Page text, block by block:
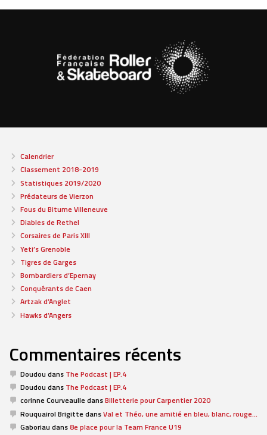
Calendrier
Classement 2018-2019
Statistiques 2019/2020
Prédateurs de Vierzon
Fous du Bitume Villeneuve
Diables de Rethel
Corsaires de Paris XIII
Yeti’s Grenoble
Tigres de Garges
Bombardiers d’Epernay
Conquérants de Caen
Artzak d’Anglet
Hawks d’Angers
Commentaires récents
Doudou dans The Podcast | EP.4
Doudou dans The Podcast | EP.4
corinne CourveaulledansBilletterie pour Carpentier 2020
Rouquairol BrigittedansVal et Théo, une amitié en bleu, blanc, rouge…
Gaboriau dans8e place pour la Team France U19